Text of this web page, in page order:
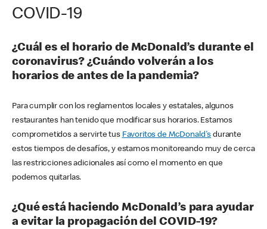
COVID-19
¿Cuál es el horario de McDonald’s durante el
coronavirus? ¿Cuándo volverán a los
horarios de antes de la pandemia?
Para cumplir con los reglamentos locales y estatales, algunos
restaurantes han tenido que modificar sus horarios. Estamos
comprometidos a servirte tus Favoritos de McDonald's durante
estos tiempos de desafíos, y estamos monitoreando muy de cerca
las restricciones adicionales así como el momento en que
podemos quitarlas.
¿Qué está haciendo McDonald’s para ayudar
a evitar la propagación del COVID-19?